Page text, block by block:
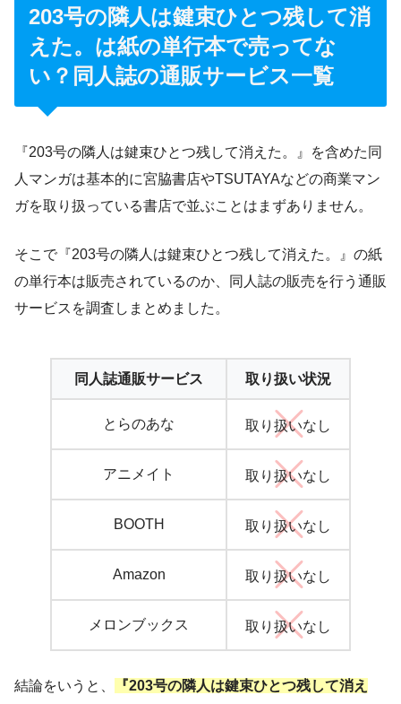
203号の隣人は鍵束ひとつ残して消
えた。は紙の単行本で売ってな
い？同人誌の通販サービス一覧
『203号の隣人は鍵束ひとつ残して消えた。』を含めた同
人マンガは基本的に宮脇書店やTSUTAYAなどの商業マン
ガを取り扱っている書店で並ぶことはまずありません。
そこで『203号の隣人は鍵束ひとつ残して消えた。』の紙
の単行本は販売されているのか、同人誌の販売を行う通販
サービスを調査しまとめました。
同人誌通販サービス 取り扱い状況
とらのあな 取り扱いなし
アニメイト 取り扱いなし
BOOTH 取り扱いなし
Amazon 取り扱いなし
メロンブックス 取り扱いなし
結論をいうと、
『203号の隣人は鍵束ひとつ残して消え